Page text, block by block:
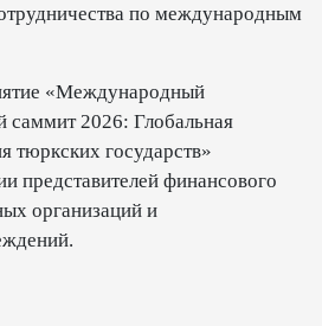
по международным
«Международный
саммит 2026: Глобальная
тюркских государств»
представителей финансового
организаций и